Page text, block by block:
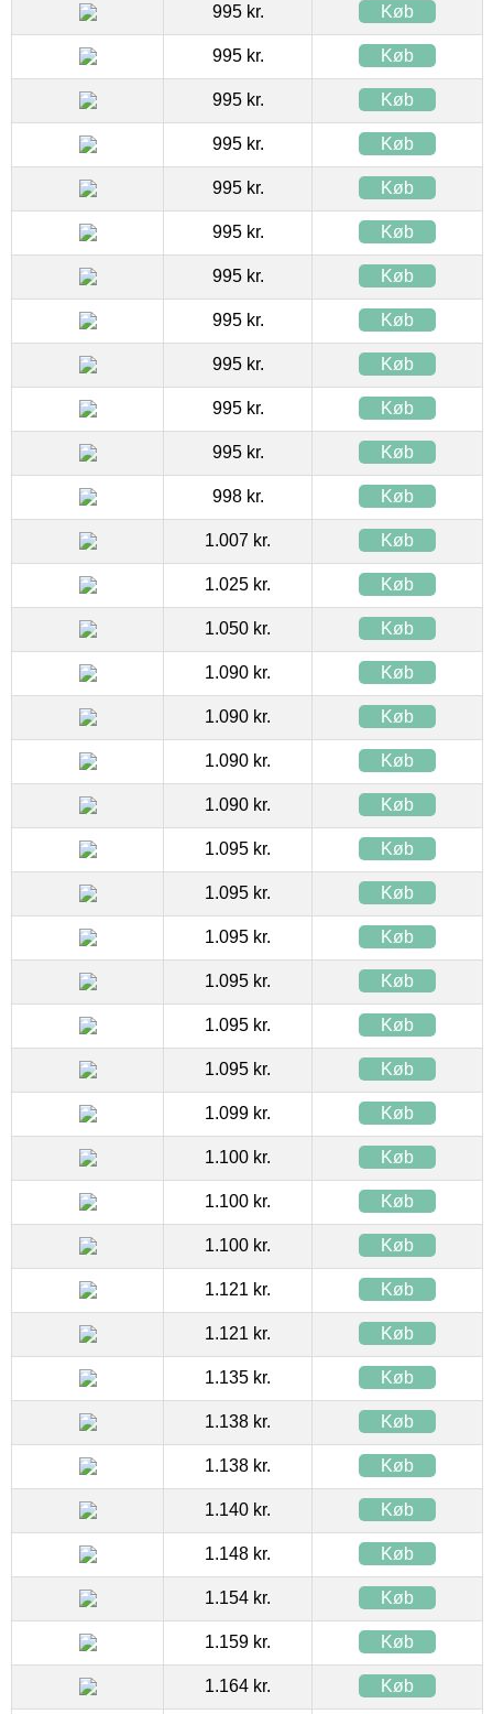
995 kr. Køb
995 kr. Køb
995 kr. Køb
995 kr. Køb
995 kr. Køb
995 kr. Køb
995 kr. Køb
995 kr. Køb
995 kr. Køb
995 kr. Køb
995 kr. Køb
998 kr. Køb
1.007 kr. Køb
1.025 kr. Køb
1.050 kr. Køb
1.090 kr. Køb
1.090 kr. Køb
1.090 kr. Køb
1.090 kr. Køb
1.095 kr. Køb
1.095 kr. Køb
1.095 kr. Køb
1.095 kr. Køb
1.095 kr. Køb
1.095 kr. Køb
1.099 kr. Køb
1.100 kr. Køb
1.100 kr. Køb
1.100 kr. Køb
1.121 kr. Køb
1.121 kr. Køb
1.135 kr. Køb
1.138 kr. Køb
1.138 kr. Køb
1.140 kr. Køb
1.148 kr. Køb
1.154 kr. Køb
1.159 kr. Køb
1.164 kr. Køb